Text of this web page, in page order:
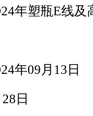
年塑瓶E线
年09月13日
日